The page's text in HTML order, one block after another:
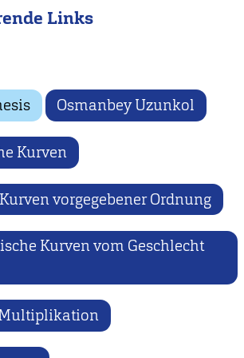
Links
Osmanbey Uzunkol
Kurven
vorgegebener Ordnung
Kurven vom Geschlecht